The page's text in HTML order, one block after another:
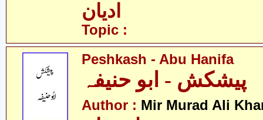
ادیان
Topic :
Peshkash - Abu Hanifa
پیشکش - ابو حنیفہ
Author : Mir Murad Ali